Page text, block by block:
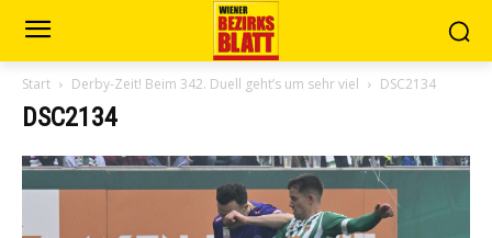
Start Derby-Zeit! Beim 342. Duell geht’s um sehr viel DSC2134
DSC2134